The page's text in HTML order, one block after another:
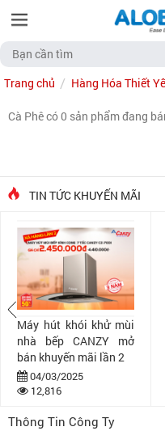
Trang chủ Hàng Hóa Thiết
Cà Phê có 0 sản phẩm đang
TIN TỨC KHUYẾN MÃI
Máy hút khói khử mùi
nhà bếp CANZY mở
bán khuyến mãi lần 2
04/03/2025
12,816
Thông Tin Công Ty